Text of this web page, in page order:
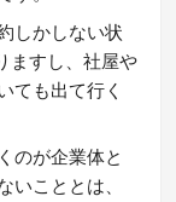
しかしない状
ますし、社屋や
ても出て行く
のが企業体と
いこととは、